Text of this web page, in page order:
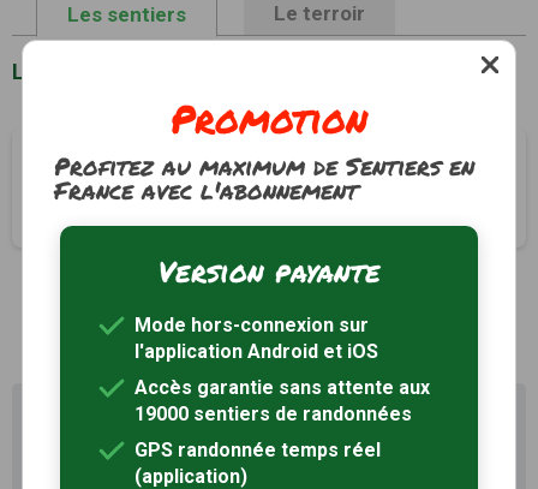
Les sentiers Le terroir
Liste des sentiers à Artonne
La Croix des rameaux et le puy Saint-Jean
Artonne, Puy-de-Dôme (63)
1
Profitez au maximum de
Sentiers en France avec rando
Promotion
Profitez au maximum de Sentiers en
France avec l'abonnement
Version payante
Mode hors-connexion sur
l'application Android et iOS
Accès garantie sans attente aux
19000 sentiers de randonnées
GPS randonnée temps réel
(application)